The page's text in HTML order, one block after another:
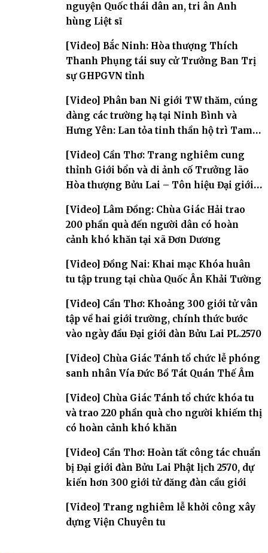
nguyện Quốc thái dân an, tri ân Anh
hùng Liệt sĩ
[Video] Bắc Ninh: Hòa thượng Thích
Thanh Phụng tái suy cử Trưởng Ban Trị
sự GHPGVN tỉnh
[Video] Phân ban Ni giới TW thăm, cúng
dàng các trường hạ tại Ninh Bình và
Hưng Yên: Lan tỏa tinh thần hộ trì Tam
[Video] Cần Thơ: Trang nghiêm cung
thỉnh Giới bổn và di ảnh cố Trưởng lão
Hòa thượng Bửu Lai – Tôn hiệu Đại giới
[Video] Lâm Đồng: Chùa Giác Hải trao
200 phần quà đến người dân có hoàn
cảnh khó khăn tại xã Đơn Dương
[Video] Đồng Nai: Khai mạc Khóa huân
tu tập trung tại chùa Quốc Ân Khải Tường
[Video] Cần Thơ: Khoảng 300 giới tử vân
tập về hai giới trường, chính thức bước
vào ngày đầu Đại giới đàn Bửu Lai PL.2570
[Video] Chùa Giác Tánh tổ chức lễ phóng
sanh nhân Vía Đức Bồ Tát Quán Thế Âm
[Video] Chùa Giác Tánh tổ chức khóa tu
và trao 220 phần quà cho người khiếm thị
có hoàn cảnh khó khăn
[Video] Cần Thơ: Hoàn tất công tác chuẩn
bị Đại giới đàn Bửu Lai Phật lịch 2570, dự
kiến hơn 300 giới tử đăng đàn cầu giới
[Video] Trang nghiêm lễ khởi công xây
dựng Viện Chuyên tu